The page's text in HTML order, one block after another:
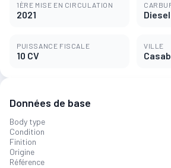
1ÈRE MISE EN CIRCULATION
2021 Diesel
PUISSANCE FISCALE
10 CV
VILLE
Données de base
Body type
Condition
Finition
Origine
Référence